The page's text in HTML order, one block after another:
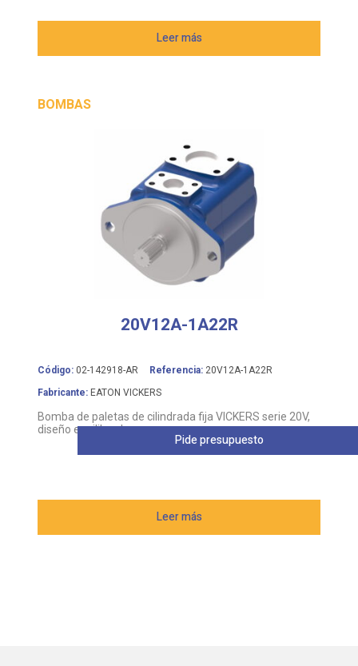
Leer más
BOMBAS
20V12A-1A22R
Código: 02-142918-AR Referencia: 20V12A-1A22R
Fabricante: EATON VICKERS
Bomba de paletas de cilindrada fija VICKERS serie 20V,
diseño equilibrado
Leer más
Pide presupuesto